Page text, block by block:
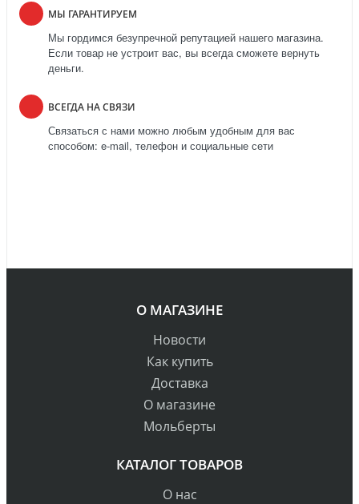
МЫ ГАРАНТИРУЕМ
Мы гордимся безупречной репутацией нашего магазина.
Если товар не устроит вас, вы всегда сможете вернуть
деньги.
ВСЕГДА НА СВЯЗИ
Связаться с нами можно любым удобным для вас
способом: e-mail, телефон и социальные сети
О МАГАЗИНЕ
Новости
Как купить
Доставка
О магазине
Мольберты
КАТАЛОГ ТОВАРОВ
О нас